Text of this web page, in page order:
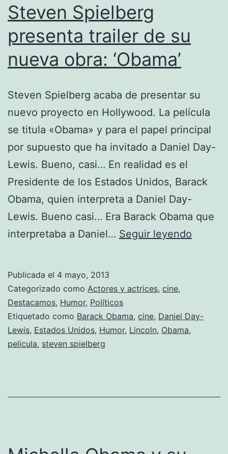
Steven Spielberg
presenta trailer de su
nueva obra: ‘Obama’
Steven Spielberg acaba de presentar su
nuevo proyecto en Hollywood. La película
se titula «Obama» y para el papel principal
por supuesto que ha invitado a Daniel Day-
Lewis. Bueno, casi… En realidad es el
Presidente de los Estados Unidos, Barack
Obama, quien interpreta a Daniel Day-
Lewis. Bueno casi… Era Barack Obama que
interpretaba a Daniel… Seguir leyendo
su
Publicada el 4 mayo, 2013
Categorizado como Actores y actrices, cine,
Destacamos, Humor, Políticos
Etiquetado como Barack Obama, cine, Daniel Day-
Lewis, Estados Unidos, Humor, Lincoln, Obama,
pelicula, steven spielberg